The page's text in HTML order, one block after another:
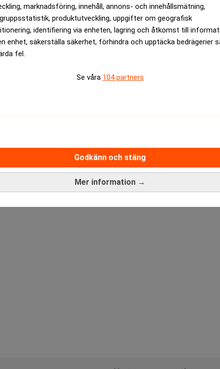
marknadsföring, innehåll, annons- och innehållsmätning,
produktutveckling, uppgifter om geografisk
identifiering via enheten, lagring och åtkomst till
enhet, säkerställa säkerhet, förhindra och upptäcka bedrägerier
fel.
Se våra 104 partners
Mer information →
Godkänn och stäng
Medarbetare inom Intern
ANNONS